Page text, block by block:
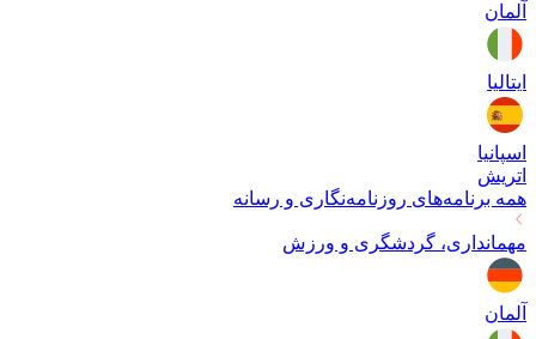
آلمان
ایتالیا
اسپانیا
اتریش
همه برنامه‌های روزنامه‌نگاری و رسانه
مهمانداری، گردشگری و ورزش
آلمان